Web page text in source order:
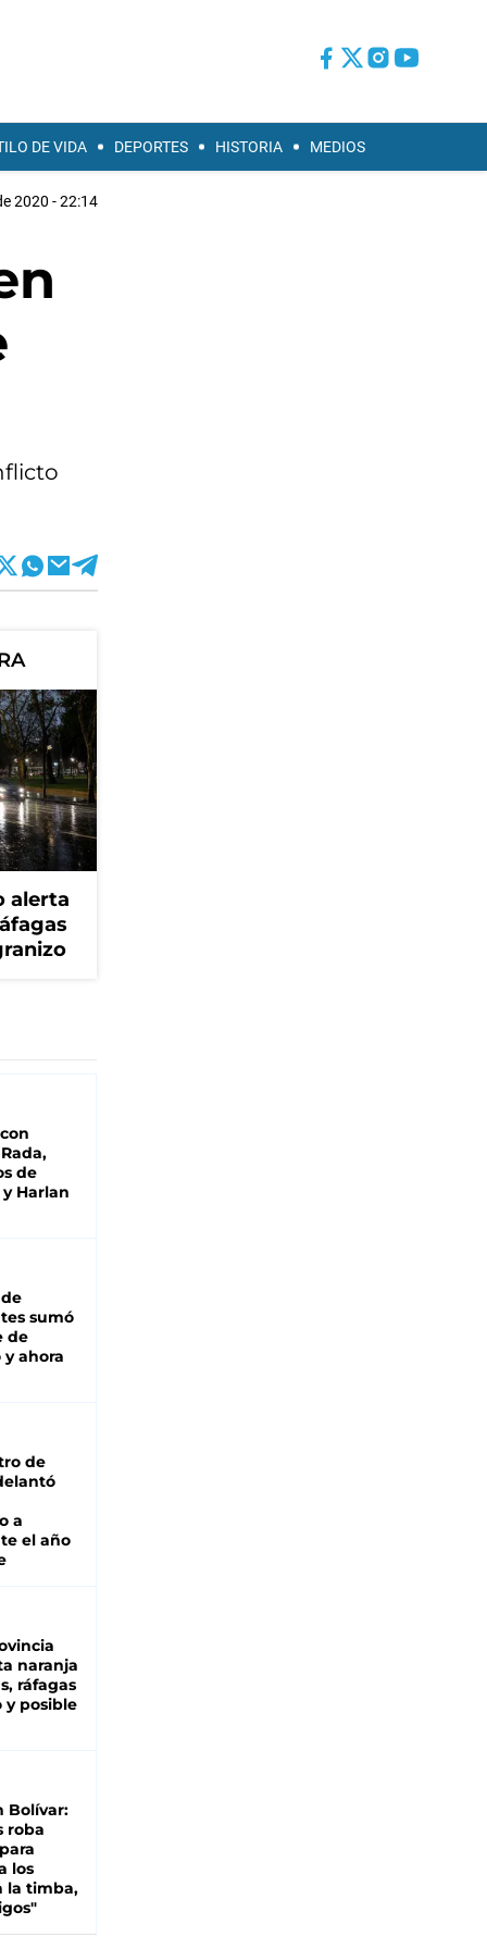
DE VIDA DEPORTES HISTORIA MEDIOS
2020 - 22:14
alerta
de
Harlan
sumó
de
y ahora
de
a
el año
naranja
ráfagas
y posible
Bolívar:
roba
los
la timba,